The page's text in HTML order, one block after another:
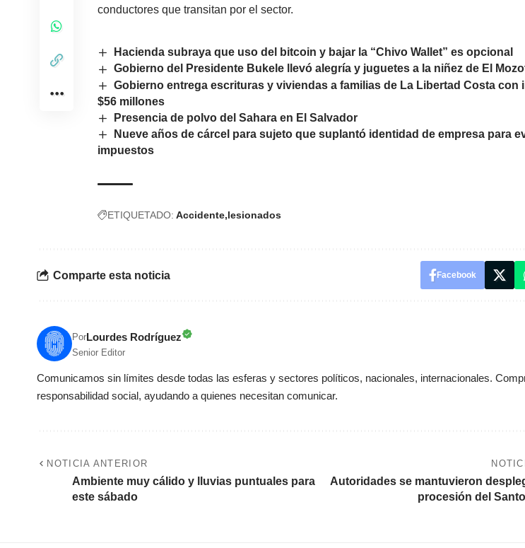
conductores que transitan por el sector.
Hacienda subraya que uso del bitcoin y bajar la “Chivo Wallet” es opcional
Gobierno del Presidente Bukele llevó alegría y juguetes a la niñez de El
Gobierno entrega escrituras y viviendas a familias de La Libertad Costa con
$56 millones
Presencia de polvo del Sahara en El Salvador
Nueve años de cárcel para sujeto que suplantó identidad de empresa para
impuestos
ETIQUETADO: Accidente lesionados
Comparte esta noticia Facebook
PorLourdes Rodríguez
Senior Editor
Comunicamos sin límites desde todas las esferas y sectores políticos, nacionales, internacionales.
responsabilidad social, ayudando a quienes necesitan comunicar.
NOTICIA ANTERIOR
Ambiente muy cálido y lluvias puntuales para
este sábado
Autoridades se mantuvieron
procesión del